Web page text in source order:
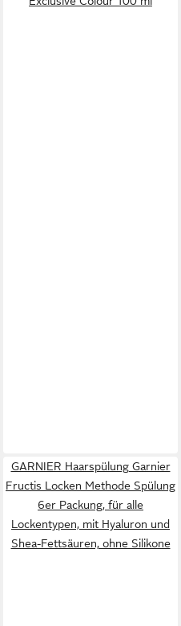
GARNIER Haarspülung Garnier
Fructis Locken Methode Spülung
6er Packung, für alle
Lockentypen, mit Hyaluron und
Shea-Fettsäuren, ohne Silikone